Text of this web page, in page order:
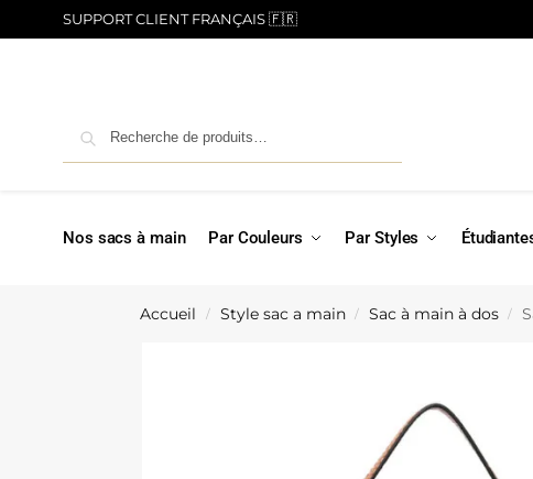
SUPPORT CLIENT FRANÇAIS 🇫🇷
Nos sacs à main Par Couleurs Par Styles
Accueil / Style sac a main / Sac à main à dos /